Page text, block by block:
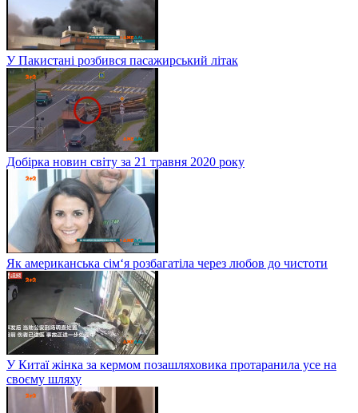
У Пакистані розбився пасажирський літак
Добірка новин світу за 21 травня 2020 року
Як американська сім‘я розбагатіла через любов до чистоти
У Китаї жінка за кермом позашляховика протаранила усе на
своєму шляху